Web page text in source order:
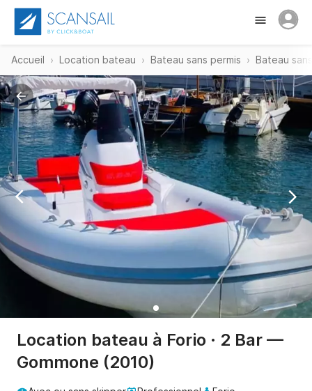
Accueil Location bateau Bateau sans permis Bateau
Location bateau à Forio · 2 Bar —
Gommone (2010)